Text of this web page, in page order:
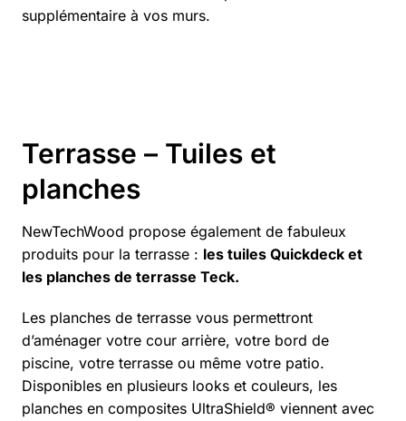
supplémentaire à vos murs.
Terrasse – Tuiles et
planches
NewTechWood propose également de fabuleux
produits pour la terrasse : les tuiles Quickdeck et
les planches de terrasse Teck.
Les planches de terrasse vous permettront
d’aménager votre cour arrière, votre bord de
piscine, votre terrasse ou même votre patio.
Disponibles en plusieurs looks et couleurs, les
planches en composites UltraShield® viennent avec